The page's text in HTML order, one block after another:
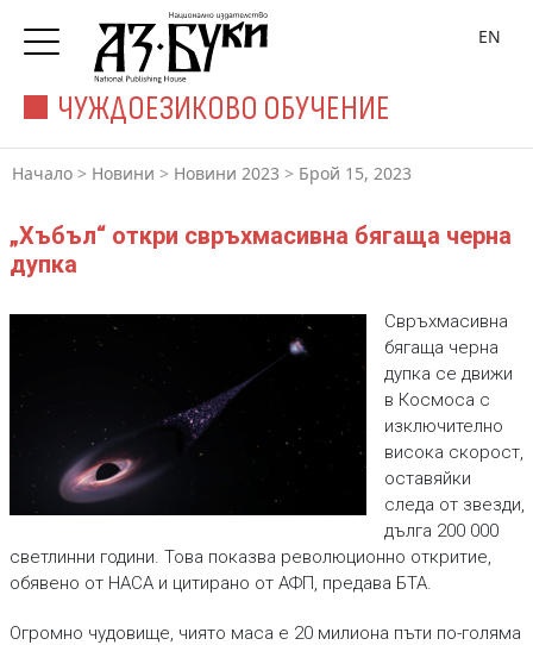
ЧУЖДОЕЗИКОВО ОБУЧЕНИЕ
EN
Начало > Новини > Новини 2023 > Брой 15, 2023
„Хъбъл“ откри свръхмасивна бягаща черна
дупка
Свръхмасивна
бягаща черна
дупка се движи
в Космоса с
изключително
висока скорост,
оставяйки
следа от звезди,
дълга 200 000
светлинни години. Това показва революционно откритие,
обявено от НАСА и цитирано от АФП, предава БТА.
Огромно чудовище, чиято маса е 20 милиона пъти по-голяма